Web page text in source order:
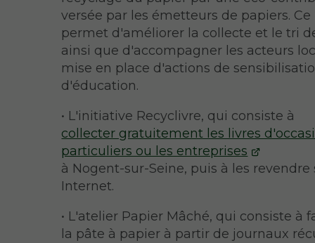
versée par les émetteurs de papiers.
permet d'améliorer la collecte et le tri
ainsi que d'accompagner les acteurs
mise en place d'actions de
d'éducation.
• L'initiative Recyclivre, qui consiste à
collecter gratuitement les livres
particuliers ou les entreprises
à Nogent-sur-Seine, puis à les revendre
Internet.
• L'atelier Papier Mâché, qui consiste à
la pâte à papier à partir de journaux